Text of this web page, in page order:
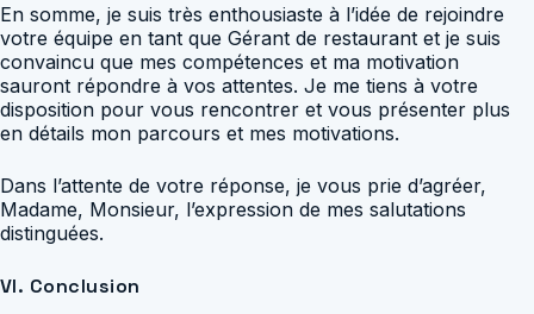
En somme, je suis très enthousiaste à l’idée de rejoindre
votre équipe en tant que Gérant de restaurant et je suis
convaincu que mes compétences et ma motivation
sauront répondre à vos attentes. Je me tiens à votre
disposition pour vous rencontrer et vous présenter plus
en détails mon parcours et mes motivations.
Dans l’attente de votre réponse, je vous prie d’agréer,
Madame, Monsieur, l’expression de mes salutations
distinguées.
VI. Conclusion